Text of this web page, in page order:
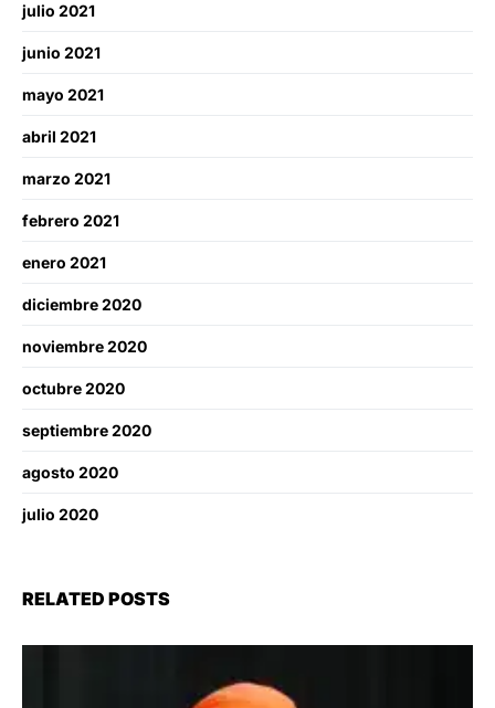
julio 2021
junio 2021
mayo 2021
abril 2021
marzo 2021
febrero 2021
enero 2021
diciembre 2020
noviembre 2020
octubre 2020
septiembre 2020
agosto 2020
julio 2020
RELATED POSTS